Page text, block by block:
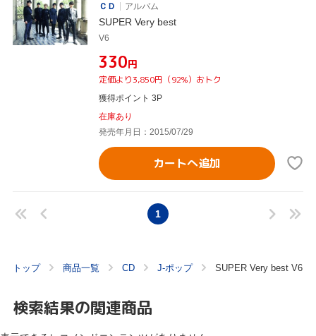
ＣＤ
アルバム
SUPER Very best
V6
¥330円
定価より3,850円（92%）おトク
獲得ポイント 3P
在庫あり
発売年月日：2015/07/29
カートへ追加
1
トップ 商品一覧 CD J-ポップ SUPER Very best V6
検索結果の関連商品